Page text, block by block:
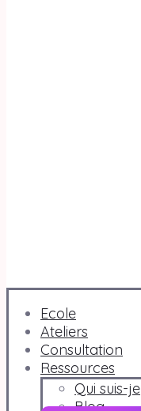
Ecole
Ateliers
Consultation
Ressources
Qui suis-je
Blog